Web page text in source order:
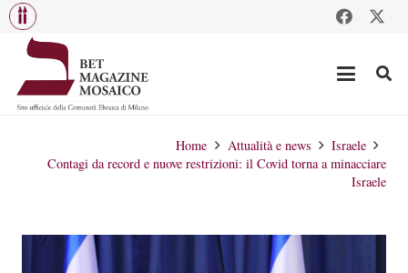
Home Attualità e news
Israele
Contagi da record e nuove restrizioni: il Covid torna a minacciare
Israele